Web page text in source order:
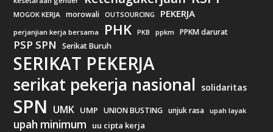
MOGOK KERJA morowali OUTSOURCING PEKERJA
perjanjian kerja bersama PHK PKB ppkm PPKM darurat
PSP SPN Serikat Buruh
SERIKAT PEKERJA
serikat pekerja nasional solidaritas
SPN UMK UMP UNION BUSTING unjuk rasa upah layak
upah minimum uu cipta kerja